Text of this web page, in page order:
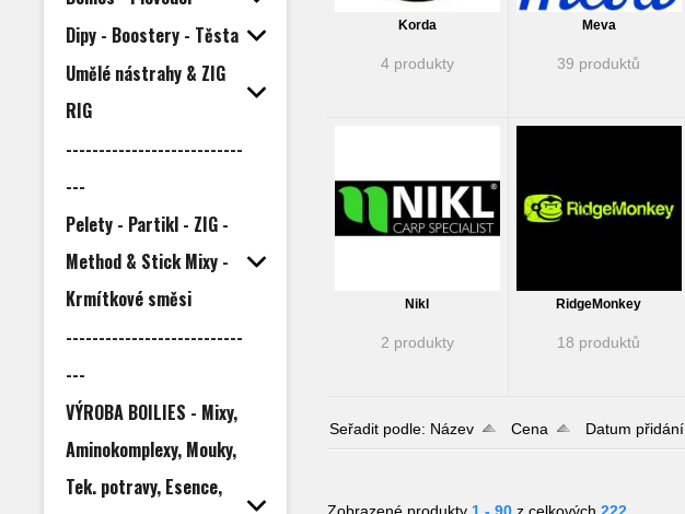
Dipy - Boostery - Těsta
Umělé nástrahy & ZIG
RIG
---------------------------
---
Pelety - Partikl - ZIG -
Method & Stick Mixy -
Krmítkové směsi
---------------------------
---
VÝROBA BOILIES - Mixy,
Aminokomplexy, Mouky,
Tek. potravy, Esence,
Korda
4 produkty
Meva
39 produktů
Nikl
2 produkty
RidgeMonkey
18 produktů
Seřadit podle: Název Cena Datum přidání